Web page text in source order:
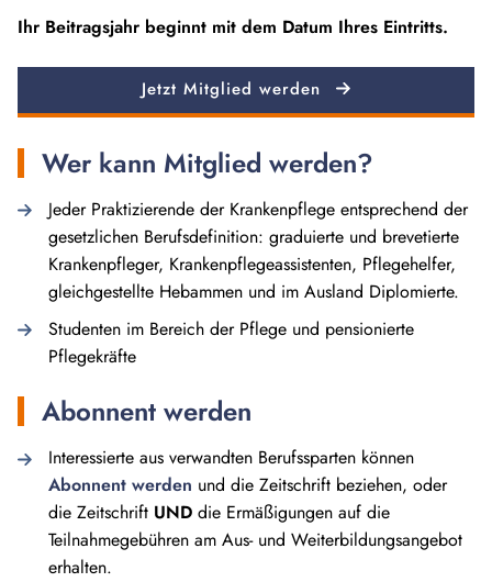
Ihr Beitragsjahr beginnt mit dem Datum Ihres Eintritts.
Jetzt Mitglied werden
Wer kann Mitglied werden?
Jeder Praktizierende der Krankenpflege entsprechend der
gesetzlichen Berufsdefinition: graduierte und brevetierte
Krankenpfleger, Krankenpflegeassistenten, Pflegehelfer,
gleichgestellte Hebammen und im Ausland Diplomierte.
Studenten im Bereich der Pflege und pensionierte
Pflegekräfte
Abonnent werden
Interessierte aus verwandten Berufssparten können
Abonnent werden und die Zeitschrift beziehen, oder
die Zeitschrift UND die Ermäßigungen auf die
Teilnahmegebühren am Aus- und Weiterbildungsangebot
erhalten.